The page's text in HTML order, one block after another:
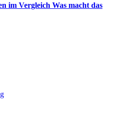
im Vergleich Was macht das